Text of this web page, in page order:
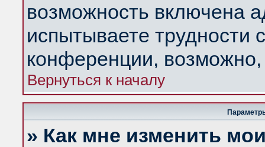
возможность включена
испытываете трудности
конференции,
Вернуться к началу
» Как мне изменить